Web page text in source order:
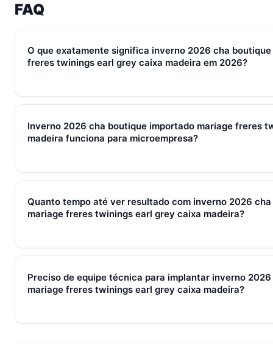
FAQ
O que exatamente significa inverno 2026 cha
freres twinings earl grey caixa madeira em 2026?
Em 2026, inverno 2026 cha boutique importado mariage
captura de leads, qualificação, fechamento e pós-venda em
brasileiras, gira sempre em torno de WhatsApp + CRM + IA
Inverno 2026 cha boutique importado mariage freres
madeira funciona para microempresa?
Sim — e quanto antes melhor. Implantar inverno 2026 cha
que com 30. O SocialHub começa em R$ 197/mês com 7
Quanto tempo até ver resultado com inverno 2026
mariage freres twinings earl grey caixa madeira?
Métricas de processo (tempo de resposta, follow-up)
Preciso de equipe técnica para implantar inverno
mariage freres twinings earl grey caixa madeira?